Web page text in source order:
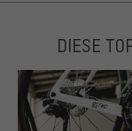
DIESE